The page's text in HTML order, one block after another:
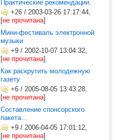
Практические рекомендации.
+26 / 2003-03-26 17:17:44,
[не прочитана]
Мини-фестиваль электронной
музыки
+9 / 2002-10-07 13:04:32,
[не прочитана]
Как раскрутить молодежную
газету
+6 / 2005-08-05 13:43:28,
[не прочитана]
Составление спонсорского
пакета...
+9 / 2006-04-05 17:01:12,
[не прочитана]